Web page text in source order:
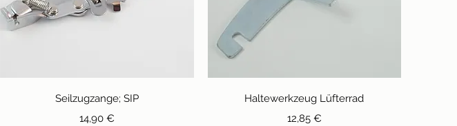
Schnellansicht
Seilzugzange; SIP
Preis
14,90 €
Schnellansicht
Haltewerkzeug Lüfterrad
Preis
12,85 €